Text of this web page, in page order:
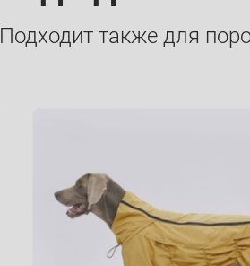
Подходит также для